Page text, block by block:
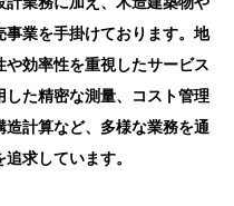
業を手掛けております。地
効率性を重視したサービス
た精密な測量、コスト管理
計算など、多様な業務を通
求しています。